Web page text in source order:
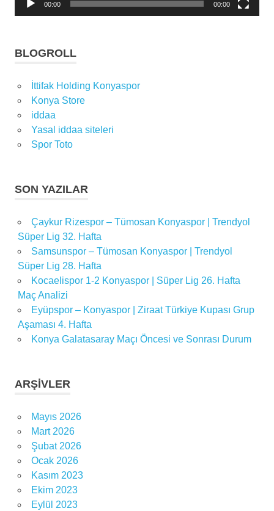
haberi
palut
Holding
Konyaspor
kondrad
michalak
Konya
Konyaspor
Kulübü
muhammed
demir
robert
muric
spor
toto
süper
lig
Transfer
Avrupa
Ligi
00:00 00:00
BLOGROLL
İttifak Holding Konyaspor
Konya Store
iddaa
Yasal iddaa siteleri
Spor Toto
SON YAZILAR
Çaykur Rizespor – Tümosan Konyaspor | Trendyol
Süper Lig 32. Hafta
Samsunspor – Tümosan Konyaspor | Trendyol
Süper Lig 28. Hafta
Kocaelispor 1-2 Konyaspor | Süper Lig 26. Hafta
Maç Analizi
Eyüpspor – Konyaspor | Ziraat Türkiye Kupası Grup
Aşaması 4. Hafta
Konya Galatasaray Maçı Öncesi ve Sonrası Durum
ARŞIVLER
Mayıs 2026
Mart 2026
Şubat 2026
Ocak 2026
Kasım 2023
Ekim 2023
Eylül 2023